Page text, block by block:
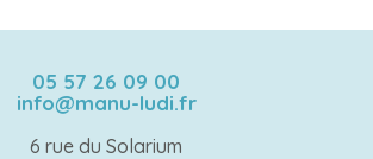
05 57 26 09 00
info@manu-ludi.fr
6 rue du Solarium